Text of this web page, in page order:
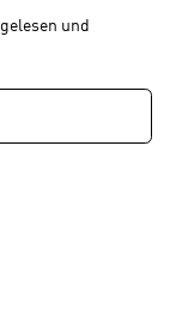
gelesen und